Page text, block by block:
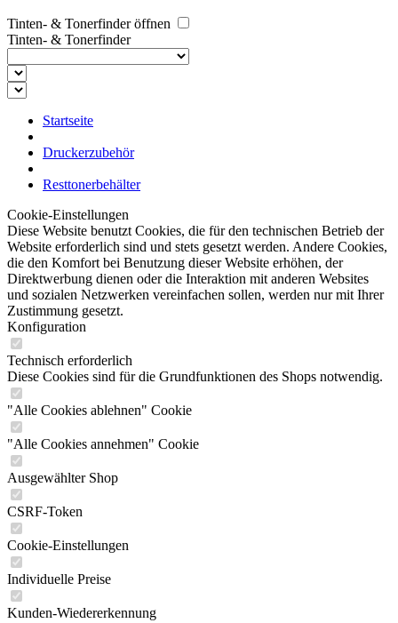
Tinten- & Tonerfinder öffnen
Tinten- & Tonerfinder
Startseite
Druckerzubehör
Resttonerbehälter
Cookie-Einstellungen
Diese Website benutzt Cookies, die für den technischen Betrieb der
Website erforderlich sind und stets gesetzt werden. Andere Cookies,
die den Komfort bei Benutzung dieser Website erhöhen, der
Direktwerbung dienen oder die Interaktion mit anderen Websites
und sozialen Netzwerken vereinfachen sollen, werden nur mit Ihrer
Zustimmung gesetzt.
Konfiguration
Technisch erforderlich
Diese Cookies sind für die Grundfunktionen des Shops notwendig.
"Alle Cookies ablehnen" Cookie
"Alle Cookies annehmen" Cookie
Ausgewählter Shop
CSRF-Token
Cookie-Einstellungen
Individuelle Preise
Kunden-Wiedererkennung